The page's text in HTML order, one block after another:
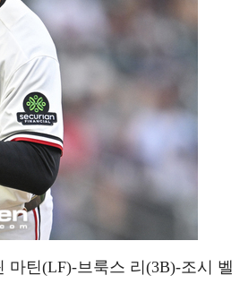
마틴(LF)-브룩스 리(3B)-조시 벨